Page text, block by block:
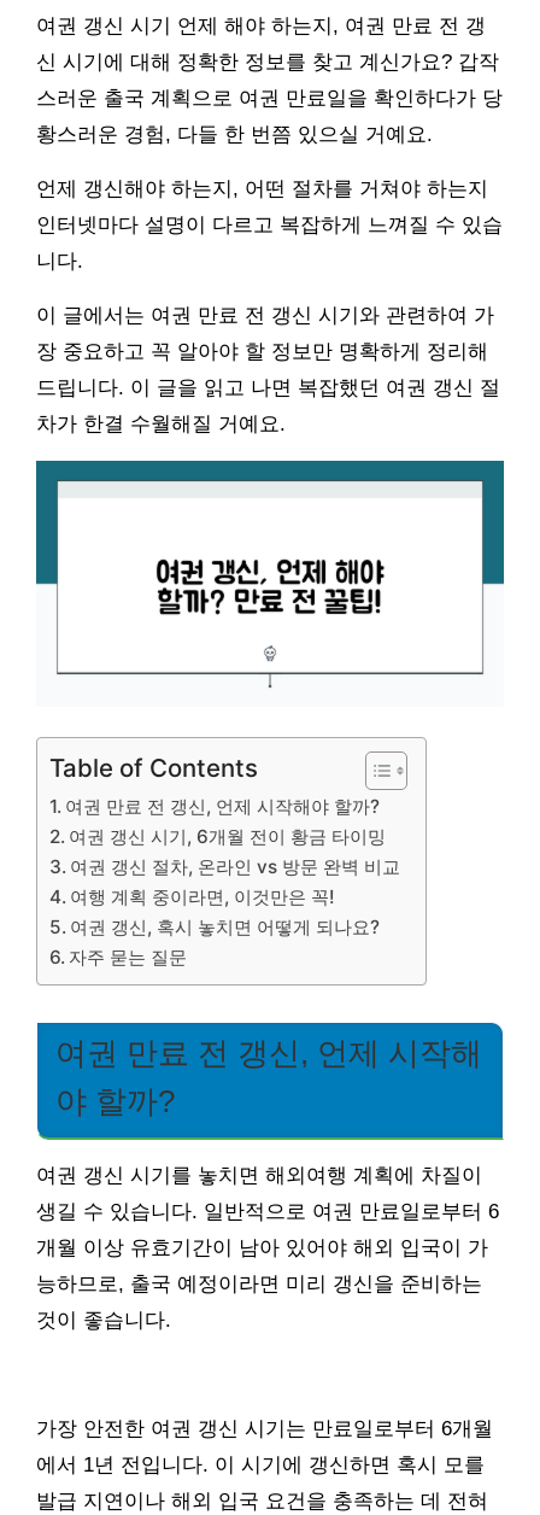
여권 갱신 시기 언제 해야 하는지, 여권 만료 전 갱
신 시기에 대해 정확한 정보를 찾고 계신가요? 갑작
스러운 출국 계획으로 여권 만료일을 확인하다가 당
황스러운 경험, 다들 한 번쯤 있으실 거예요.
언제 갱신해야 하는지, 어떤 절차를 거쳐야 하는지
인터넷마다 설명이 다르고 복잡하게 느껴질 수 있습
니다.
이 글에서는 여권 만료 전 갱신 시기와 관련하여 가
장 중요하고 꼭 알아야 할 정보만 명확하게 정리해
드립니다. 이 글을 읽고 나면 복잡했던 여권 갱신 절
차가 한결 수월해질 거예요.
Table of Contents
여권 만료 전 갱신, 언제 시작해야 할까?
여권 갱신 시기, 6개월 전이 황금 타이밍
여권 갱신 절차, 온라인 vs 방문 완벽 비교
여행 계획 중이라면, 이것만은 꼭!
여권 갱신, 혹시 놓치면 어떻게 되나요?
자주 묻는 질문
여권 만료 전 갱신, 언제 시작해
야 할까?
여권 갱신 시기를 놓치면 해외여행 계획에 차질이
생길 수 있습니다. 일반적으로 여권 만료일로부터 6
개월 이상 유효기간이 남아 있어야 해외 입국이 가
능하므로, 출국 예정이라면 미리 갱신을 준비하는
것이 좋습니다.
가장 안전한 여권 갱신 시기는 만료일로부터 6개월
에서 1년 전입니다. 이 시기에 갱신하면 혹시 모를
발급 지연이나 해외 입국 요건을 충족하는 데 전혀